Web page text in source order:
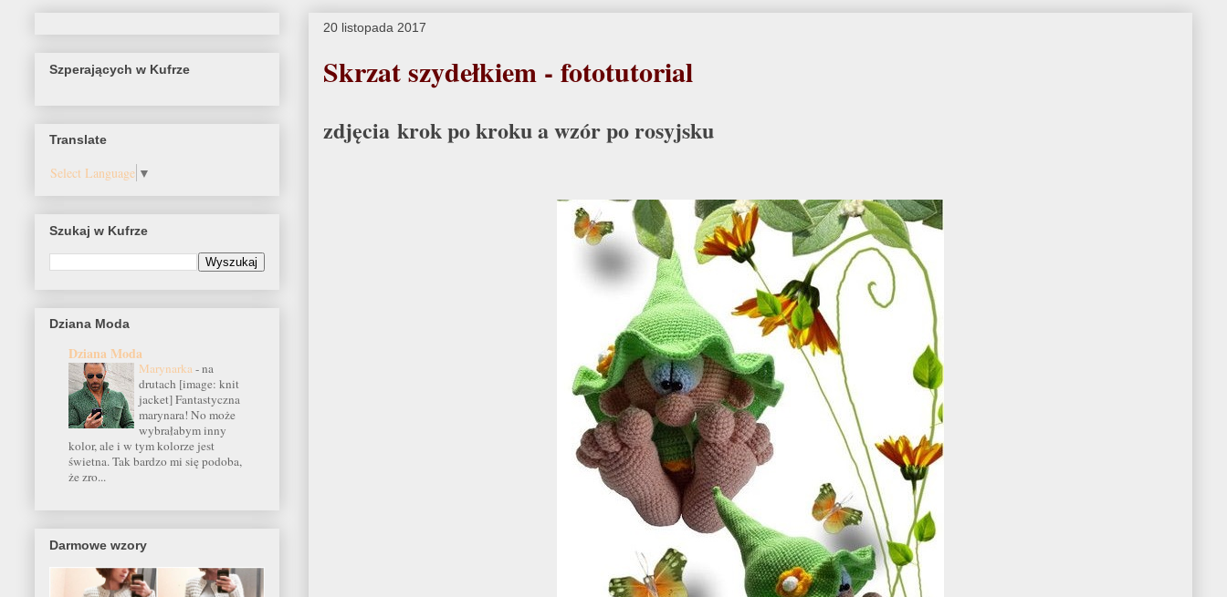
20 listopada 2017
Skrzat szydełkiem - fototutorial
zdjęcia krok po kroku a wzór po rosyjsku
Szperających w Kufrze
Translate
Select Language ▼
Szukaj w Kufrze
Dziana Moda
Dziana Moda
Marynarka-na
drutach [image: knit
jacket] Fantastyczna
marynara! No może
wybrałabym inny
kolor, ale i w tym kolorze jest
świetna. Tak bardzo mi się podoba,
że zro...
Darmowe wzory